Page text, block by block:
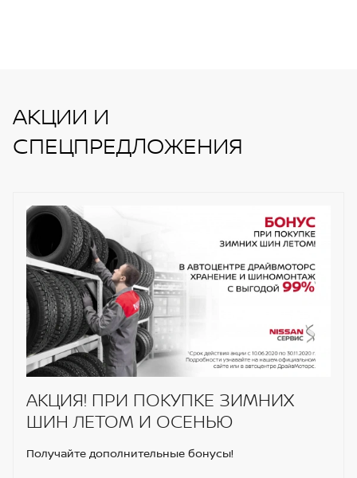
АКЦИИ И
СПЕЦПРЕДЛОЖЕНИЯ
АКЦИЯ! ПРИ ПОКУПКЕ ЗИМНИХ
ШИН ЛЕТОМ И ОСЕНЬЮ
Получайте дополнительные бонусы!